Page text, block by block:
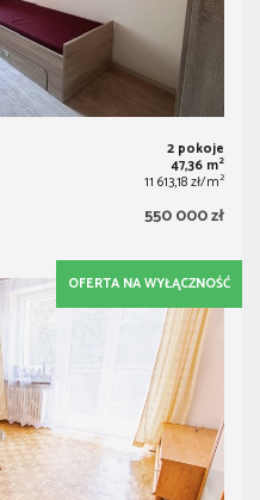
2 pokoje
47,36 m2
11 613,18 zł/m2
550 000 zł
OFERTA NA WYŁĄCZNOŚĆ